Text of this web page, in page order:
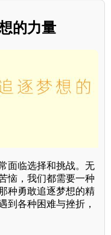
的力量
面临选择和挑战。无
恼，我们都需要一种
种勇敢追逐梦想的精
到各种困难与挫折，